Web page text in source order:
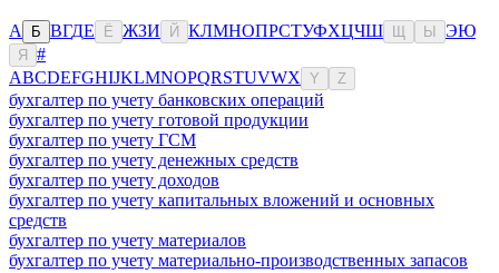
А Б ВГДЕ Ё ЖЗИ Й КЛМНОПРСТУФХЦЧШ Ы ЭЮ
Я
#
ABCDEFGHIJKLMNOPQRSTUVWX Y Z
бухгалтер по учету банковских операций
бухгалтер по учету готовой продукции
бухгалтер по учету ГСМ
бухгалтер по учету денежных средств
бухгалтер по учету доходов
бухгалтер по учету капитальных вложений и основных
средств
бухгалтер по учету материалов
бухгалтер по учету материально-производственных запасов